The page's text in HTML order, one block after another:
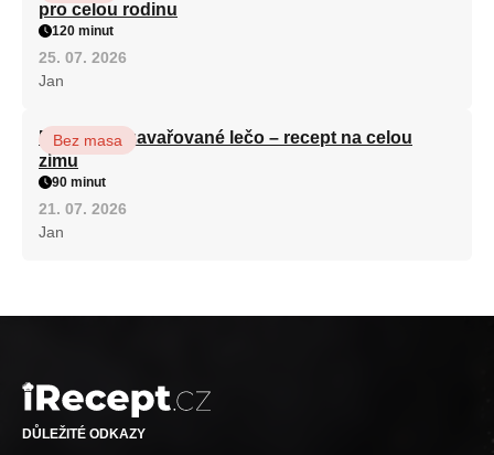
pro celou rodinu
120 minut
25. 07. 2026
Jan
Babiččino zavařované lečo – recept na celou
zimu
Bez masa
90 minut
21. 07. 2026
Jan
DŮLEŽITÉ ODKAZY